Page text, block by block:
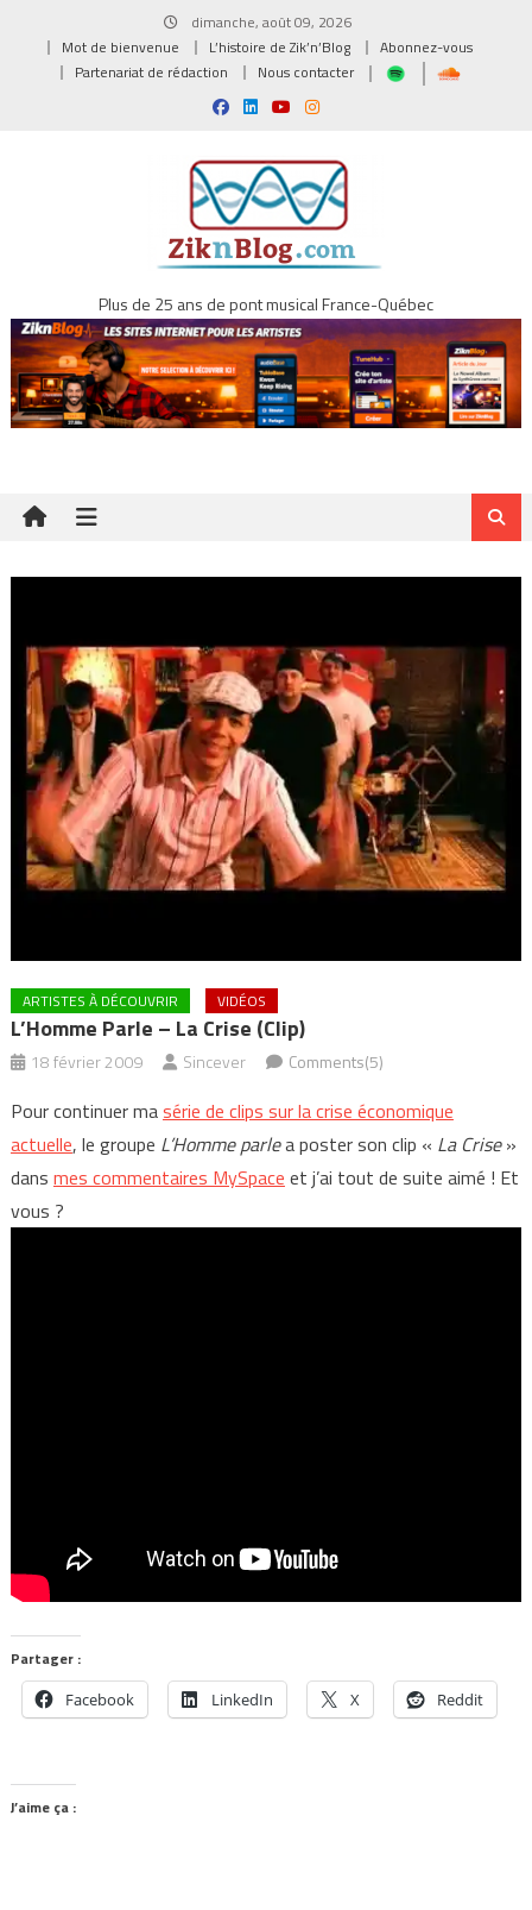
dimanche, août 09, 2026
Mot de bienvenue
L’histoire de Zik’n’Blog
Abonnez-vous
Partenariat de rédaction
Nous contacter
Plus de 25 ans de pont musical France-Québec
ARTISTES À DÉCOUVRIR VIDÉOS
L’Homme Parle – La Crise (clip)
18 février 2009 Sincever Comments(5)
Pour continuer masérie de clips sur la crise économique
actuelle, le groupe L’Homme parlea poster son clip « La Crise»
dans mes commentaires MySpace et j’ai tout de suite aimé ! Et
vous ?
Partager :
Facebook LinkedIn X Reddit
J’aime ça :